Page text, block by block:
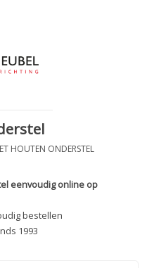
HOUTEN ONDERSTEL
eenvoudig online op
bestellen
1993